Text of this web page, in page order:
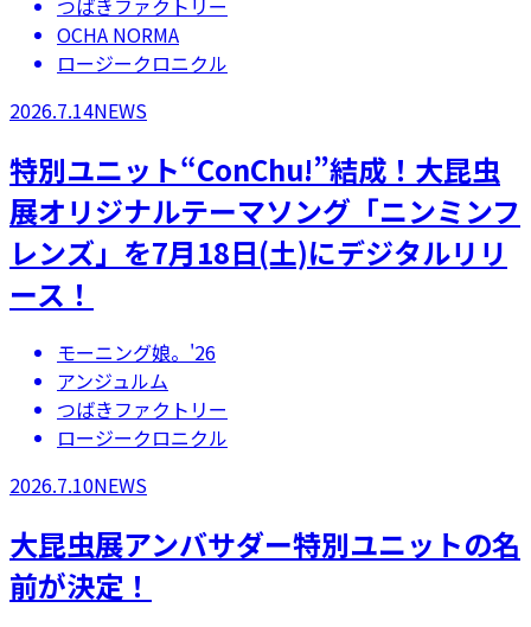
つばきファクトリー
OCHA NORMA
ロージークロニクル
2026.7.14NEWS
特別ユニット“ConChu!”結成！大昆虫
展オリジナルテーマソング「ニンミンフ
レンズ」を7月18日(土)にデジタルリリ
ース！
モーニング娘。'26
アンジュルム
つばきファクトリー
ロージークロニクル
2026.7.10NEWS
大昆虫展アンバサダー特別ユニットの名
前が決定！